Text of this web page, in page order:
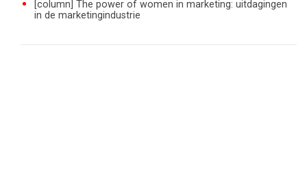
[column] The power of women in marketing: uitdagingen
in de marketingindustrie